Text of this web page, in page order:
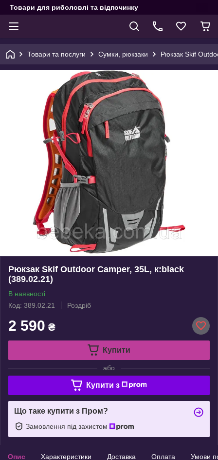
Товари для риболовлі та відпочинку
Товари та послуги Сумки, рюкзаки Рюкзак Skif
Рюкзак Skif Outdoor Camper, 35L, к:black
(389.02.21)
В наявності
Код: 389.02.21
Роздріб
2 590 ₴
Купити
або
Купити з
Що таке купити з Пром?
Замовлення під захистом
Опис Характеристики Доставка Оплата Умови